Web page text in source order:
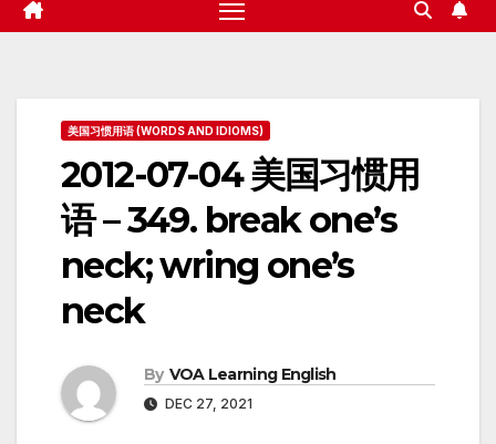
美国习惯用语 (WORDS AND IDIOMS)
2012-07-04 美国习惯用
语 – 349. break one’s
neck; wring one’s
neck
By VOA Learning English
DEC 27, 2021